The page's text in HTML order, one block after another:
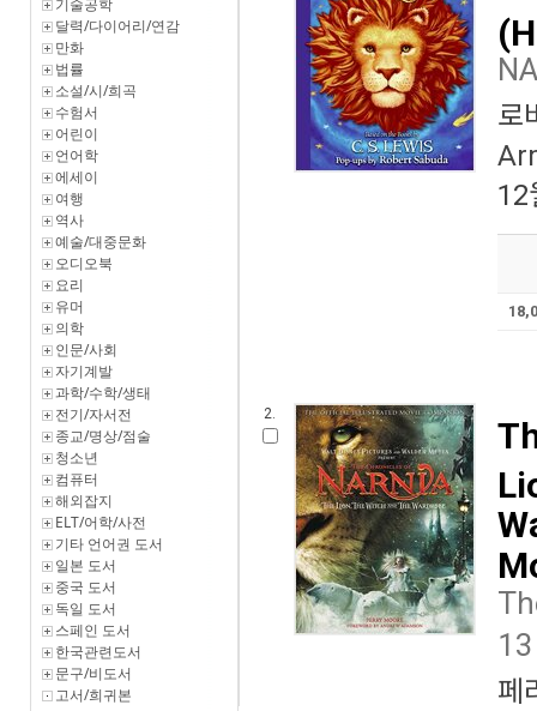
기술공학
달력/다이어리/연감
만화
법률
소설/시/희곡
수험서
어린이
언어학
에세이
여행
역사
예술/대중문화
오디오북
요리
유머
의학
인문/사회
자기계발
과학/수학/생태
전기/자서전
종교/명상/점술
청소년
컴퓨터
해외잡지
ELT/어학/사전
기타 언어권 도서
일본 도서
중국 도서
독일 도서
스페인 도서
한국관련도서
문구/비도서
고서/희귀본
로
12
2.
13
페